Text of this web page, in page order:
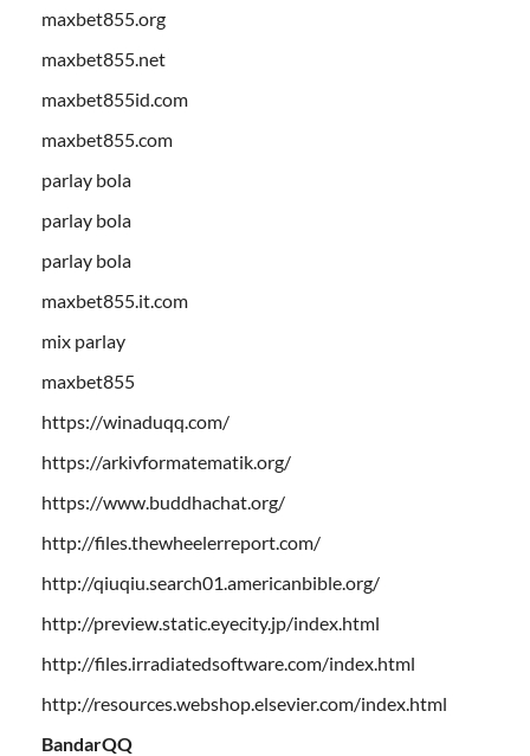
maxbet855.org
maxbet855.net
maxbet855id.com
maxbet855.com
parlay bola
parlay bola
parlay bola
maxbet855.it.com
mix parlay
maxbet855
https://winaduqq.com/
https://arkivformatematik.org/
https://www.buddhachat.org/
http://files.thewheelerreport.com/
http://qiuqiu.search01.americanbible.org/
http://preview.static.eyecity.jp/index.html
http://files.irradiatedsoftware.com/index.html
http://resources.webshop.elsevier.com/index.html
BandarQQ